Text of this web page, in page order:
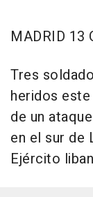
MADRID 13
Tres
heridos
de un
en el sur de
Ejército